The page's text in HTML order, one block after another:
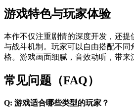
游戏特色与玩家体验
本作不仅注重剧情的深度开发，还提
与战斗机制。玩家可以自由搭配不同
格。游戏画面细腻，音效动听，带来
常见问题（FAQ）
Q: 游戏适合哪些类型的玩家？